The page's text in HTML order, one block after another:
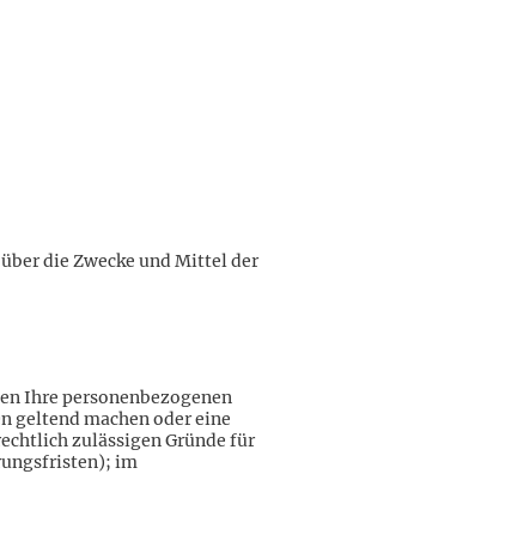
die Zwecke und Mittel der
Ihre personenbezogenen
geltend machen oder eine
zulässigen Gründe für
im